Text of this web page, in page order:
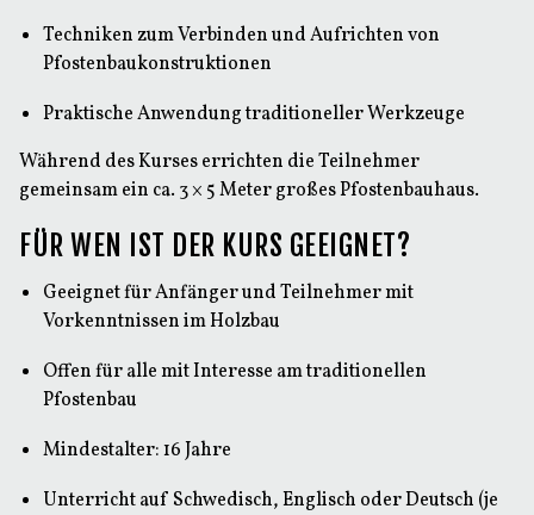
Techniken zum Verbinden und Aufrichten von
Pfostenbaukonstruktionen
Praktische Anwendung traditioneller Werkzeuge
Während des Kurses errichten die Teilnehmer
gemeinsam ein ca. 3 × 5 Meter großes Pfostenbauhaus.
FÜR WEN IST DER KURS GEEIGNET?
Geeignet für Anfänger und Teilnehmer mit
Vorkenntnissen im Holzbau
Offen für alle mit Interesse am traditionellen
Pfostenbau
Mindestalter: 16 Jahre
Unterricht auf Schwedisch, Englisch oder Deutsch (je